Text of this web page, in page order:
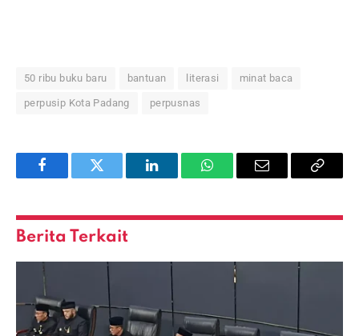
50 ribu buku baru bantuan literasi minat baca
perpusip Kota Padang perpusnas
FacebookTwitter LinkedInWhatsAppEmail
Copy
Berita Terkait